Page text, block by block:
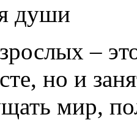
души
–
но и
мир,